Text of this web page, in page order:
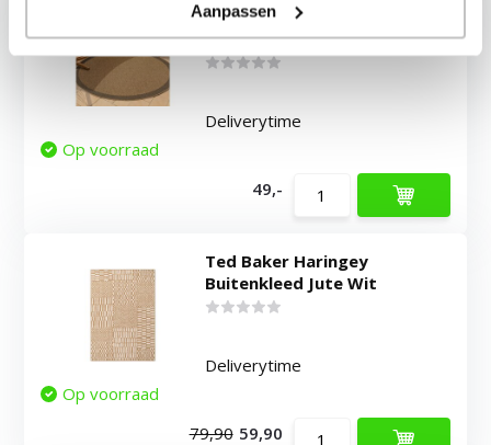
Aanpassen
Buitenkleed – Jute Look –
Weerbestendig – Beige
Deliverytime
Op voorraad
49,-
Ted Baker Haringey
Buitenkleed Jute Wit
Deliverytime
Op voorraad
79,90 59,90